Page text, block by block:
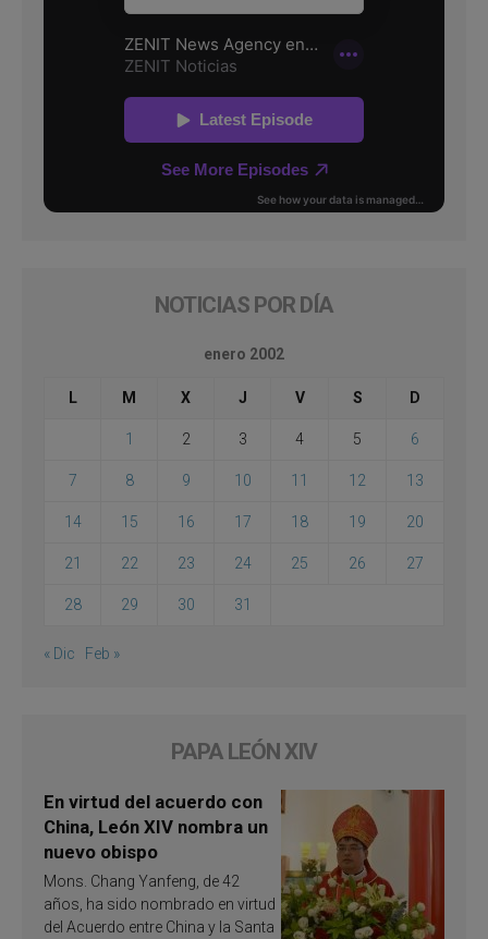
NOTICIAS POR DÍA
enero 2002
L M X J V S D
1 2 3 4 5 6
7 8 9 10 11 12 13
14 15 16 17 18 19 20
21 22 23 24 25 26 27
28 29 30 31
« Dic Feb »
PAPA LEÓN XIV
En virtud del acuerdo con
China, León XIV nombra un
nuevo obispo
Mons. Chang Yanfeng, de 42
años, ha sido nombrado en virtud
del Acuerdo entre China y la Santa